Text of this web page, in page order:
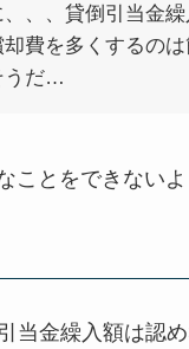
、、貸倒引当金
費を多くするのは
うだ…
ことをできない
当金繰入額は認